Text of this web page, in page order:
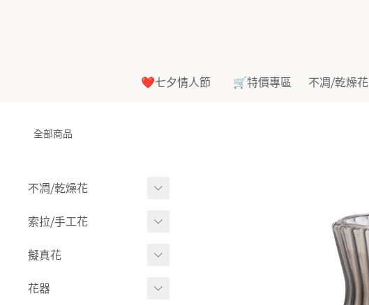
❤️七夕情人節 🛒特價專區 不凋⧸乾燥花
全部商品
不凋⧸乾燥花
多色組合
索拉⧸手工花
索拉花(有花莖)
擬真花
盆栽⧸成品
花器